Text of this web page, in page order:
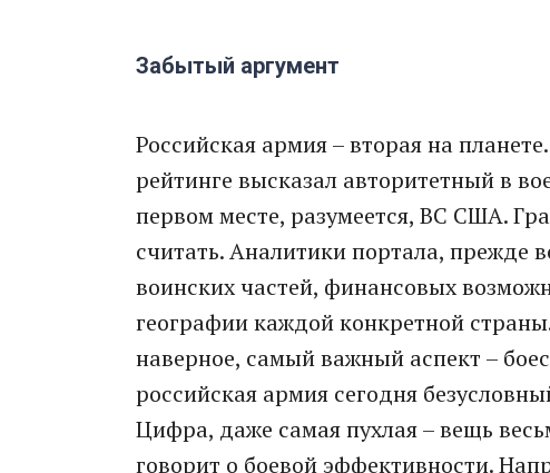
Забытый аргумент
Российская армия – вторая на
рейтинге высказал авторитетный в
первом месте, разумеется, ВС США.
считать. Аналитики портала, прежде
воинских частей, финансовых
географии каждой конкретной
наверное, самый важный аспект –
российская армия сегодня
Цифра, даже самая пухлая – вещь
говорит о боевой эффективности.